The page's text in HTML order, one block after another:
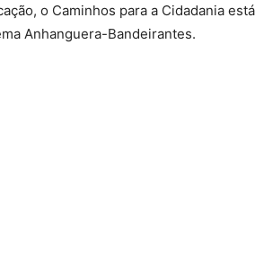
o Caminhos para a Cidadania está
Anhanguera-Bandeirantes.